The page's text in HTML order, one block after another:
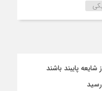
پایبند باشند